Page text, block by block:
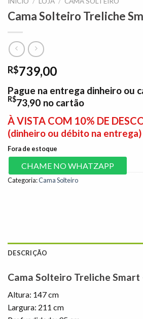
Cama Solteiro Treliche
R$739,00
Pague na entrega dinheiro ou
R$73,90 no cartão
À VISTA COM 10% DE
(dinheiro ou débito na entrega)
Fora de estoque
CHAME NO WHATZAPP
Categoria:Cama Solteiro
DESCRIÇÃO
Cama Solteiro Treliche Smart
Altura: 147 cm
Largura: 211 cm